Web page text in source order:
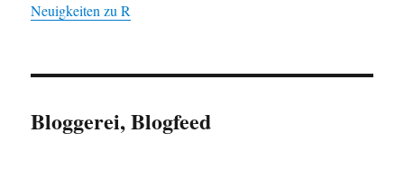
Neuigkeiten zu R
Bloggerei, Blogfeed